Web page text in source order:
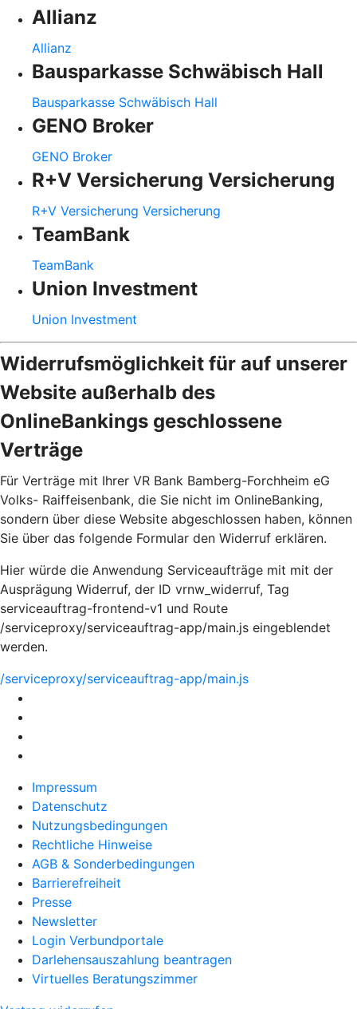
Allianz
Allianz
Bausparkasse Schwäbisch Hall
Bausparkasse Schwäbisch Hall
GENO Broker
GENO Broker
R+V Versicherung Versicherung
R+V Versicherung Versicherung
TeamBank
TeamBank
Union Investment
Union Investment
Widerrufsmöglichkeit für auf unserer
Website außerhalb des
OnlineBankings geschlossene
Verträge
Für Verträge mit Ihrer VR Bank Bamberg-Forchheim eG
Volks- Raiffeisenbank, die Sie nicht im OnlineBanking,
sondern über diese Website abgeschlossen haben, können
Sie über das folgende Formular den Widerruf erklären.
Hier würde die Anwendung Serviceaufträge mit mit der
Ausprägung Widerruf, der ID vrnw_widerruf, Tag
serviceauftrag-frontend-v1 und Route
/serviceproxy/serviceauftrag-app/main.js eingeblendet
werden.
/serviceproxy/serviceauftrag-app/main.js
Impressum
Datenschutz
Nutzungsbedingungen
Rechtliche Hinweise
AGB & Sonderbedingungen
Barrierefreiheit
Presse
Newsletter
Login Verbundportale
Darlehensauszahlung beantragen
Virtuelles Beratungszimmer